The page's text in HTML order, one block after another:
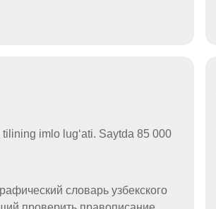
tilining imlo lugʻati. Saytda 85 000
словарь узбекского